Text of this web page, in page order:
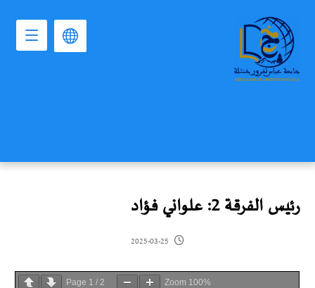
رئيس الفرقة 2: علواني فؤاد
2025-03-25
Page 1 / 2 Zoom 100%